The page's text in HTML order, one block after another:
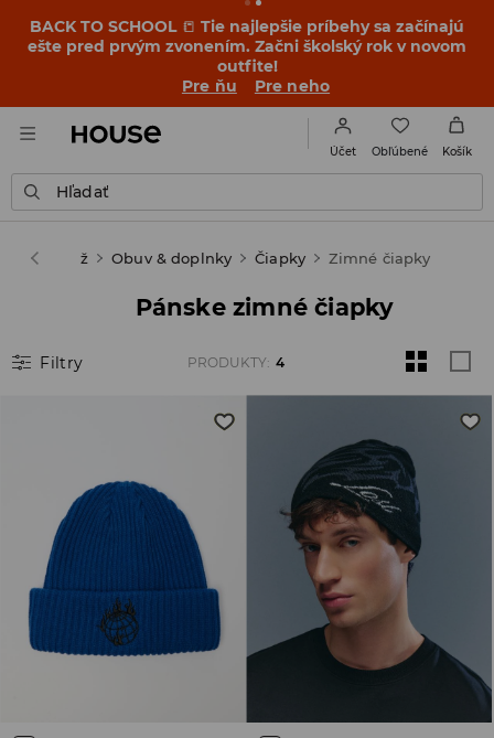
BACK TO SCHOOL 📒 Tie najlepšie príbehy sa začínajú
ešte pred prvým zvonením. Začni školský rok v novom
outfite!
Pre ňu
Pre neho
Účet Obľúbené Košík
Hľadať
Muž Obuv & doplnky Čiapky Zimné čiapky
Pánske zimné čiapky
Filtry PRODUKTY: 4